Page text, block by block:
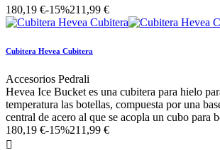
180,19 €-15%211,99 €
Cubitera Hevea Cubitera
Accesorios Pedrali
Hevea Ice Bucket es una cubitera para hielo
temperatura las botellas, compuesta por una
central de acero al que se acopla un cubo para
180,19 €-15%211,99 €
